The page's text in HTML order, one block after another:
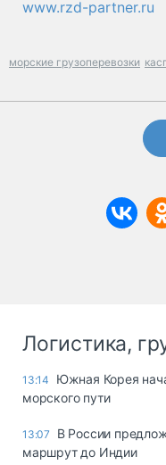
www.rzd-partner.ru
морские грузоперевозки
Логистика,
13:14
Южная Корея
морского пути
13:07
В России
маршрут до Индии